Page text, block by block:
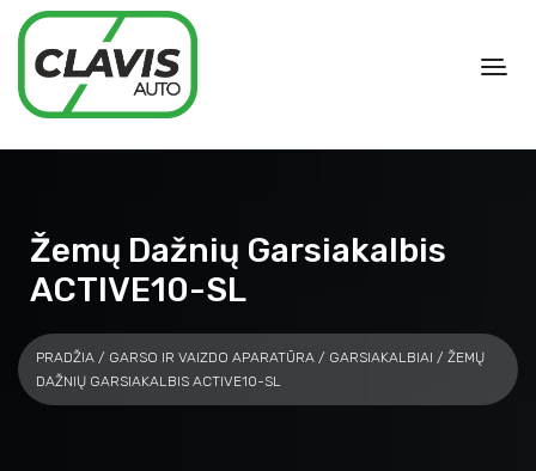
Žemų Dažnių Garsiakalbis
ACTIVE10-SL
PRADŽIA / GARSO IR VAIZDO APARATŪRA / GARSIAKALBIAI / ŽEMŲ
DAŽNIŲ GARSIAKALBIS ACTIVE10-SL